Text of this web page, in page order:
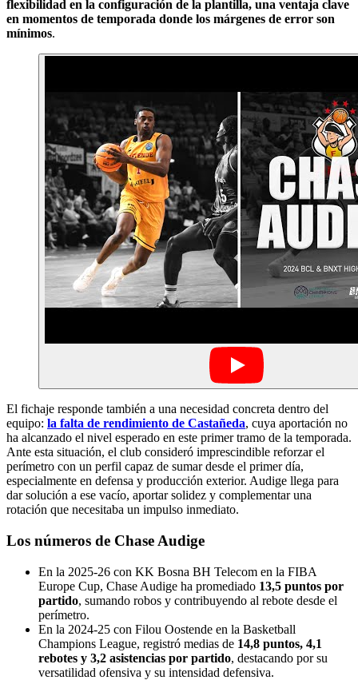
flexibilidad en la configuración de la plantilla, una ventaja clave
en momentos de temporada donde los márgenes de error son
mínimos.
El fichaje responde también a una necesidad concreta dentro del
equipo: la falta de rendimiento de Castañeda, cuya aportación no
ha alcanzado el nivel esperado en este primer tramo de la temporada.
Ante esta situación, el club consideró imprescindible reforzar el
perímetro con un perfil capaz de sumar desde el primer día,
especialmente en defensa y producción exterior. Audige llega para
dar solución a ese vacío, aportar solidez y complementar una
rotación que necesitaba un impulso inmediato.
Los números de Chase Audige
En la 2025‑26 con KK Bosna BH Telecom en la FIBA
Europe Cup, Chase Audige ha promediado 13,5 puntos por
partido, sumando robos y contribuyendo al rebote desde el
perímetro.
En la 2024‑25 con Filou Oostende en la Basketball
Champions League, registró medias de 14,8 puntos, 4,1
rebotes y 3,2 asistencias por partido, destacando por su
versatilidad ofensiva y su intensidad defensiva.